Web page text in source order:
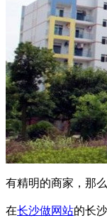
有精明的商家，那
在长沙做网站的长